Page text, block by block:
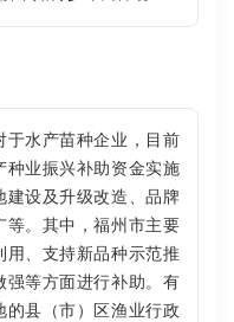
于水产苗种企业，目前
种业振兴补助资金实施
建设及升级改造、品牌
等。其中，福州市主要
用、支持新品种示范推
强等方面进行补助。有
的县（市）区渔业行政